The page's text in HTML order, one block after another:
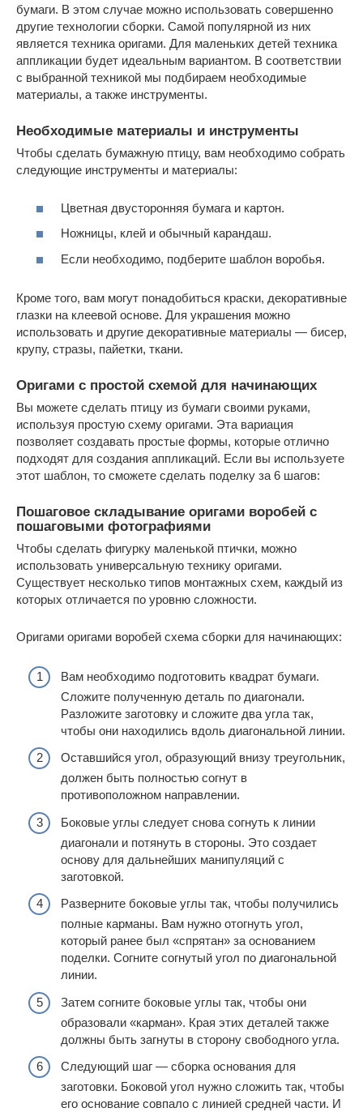
бумаги. В этом случае можно использовать совершенно
другие технологии сборки. Самой популярной из них
является техника оригами. Для маленьких детей техника
аппликации будет идеальным вариантом. В соответствии
с выбранной техникой мы подбираем необходимые
материалы, а также инструменты.
Необходимые материалы и инструменты
Чтобы сделать бумажную птицу, вам необходимо собрать
следующие инструменты и материалы:
Цветная двусторонняя бумага и картон.
Ножницы, клей и обычный карандаш.
Если необходимо, подберите шаблон воробья.
Кроме того, вам могут понадобиться краски, декоративные
глазки на клеевой основе. Для украшения можно
использовать и другие декоративные материалы — бисер,
крупу, стразы, пайетки, ткани.
Оригами с простой схемой для начинающих
Вы можете сделать птицу из бумаги своими руками,
используя простую схему оригами. Эта вариация
позволяет создавать простые формы, которые отлично
подходят для создания аппликаций. Если вы используете
этот шаблон, то сможете сделать поделку за 6 шагов:
Пошаговое складывание оригами воробей с
пошаговыми фотографиями
Чтобы сделать фигурку маленькой птички, можно
использовать универсальную технику оригами.
Существует несколько типов монтажных схем, каждый из
которых отличается по уровню сложности.
Оригами оригами воробей схема сборки для начинающих:
Вам необходимо подготовить квадрат бумаги.
Сложите полученную деталь по диагонали.
Разложите заготовку и сложите два угла так,
чтобы они находились вдоль диагональной линии.
Оставшийся угол, образующий внизу треугольник,
должен быть полностью согнут в
противоположном направлении.
Боковые углы следует снова согнуть к линии
диагонали и потянуть в стороны. Это создает
основу для дальнейших манипуляций с
заготовкой.
Разверните боковые углы так, чтобы получились
полные карманы. Вам нужно отогнуть угол,
который ранее был «спрятан» за основанием
поделки. Согните согнутый угол по диагональной
линии.
Затем согните боковые углы так, чтобы они
образовали «карман». Края этих деталей также
должны быть загнуты в сторону свободного угла.
Следующий шаг — сборка основания для
заготовки. Боковой угол нужно сложить так, чтобы
его основание совпало с линией средней части. И